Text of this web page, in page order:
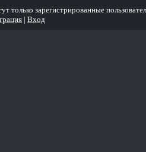
только зарегистрированные
|Вход